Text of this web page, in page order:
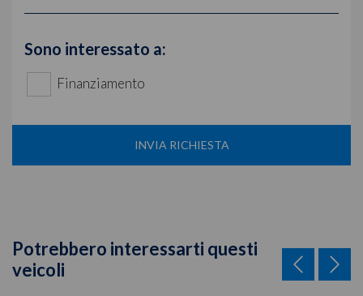
Sono interessato a:
Finanziamento
INVIA RICHIESTA
Potrebbero interessarti questi
veicoli